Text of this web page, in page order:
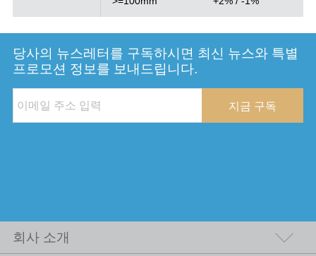
당사의 뉴스레터를 구독하시면 최신 뉴스와 특별
프로모션 정보를 보내드립니다.
지금 구독
회사 소개